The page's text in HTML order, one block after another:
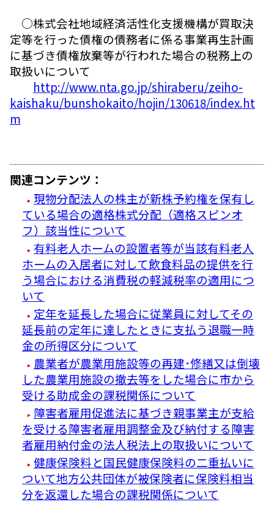
○株式会社地域経済活性化支援機構が買取決
定等を行った債権の債務者に係る事業再生計画
に基づき債権放棄等が行われた場合の税務上の
取扱いについて
http://www.nta.go.jp/shiraberu/zeiho-
kaishaku/bunshokaito/hojin/130618/index.ht
m
関連コンテンツ：
現物分配法人の株主が新株予約権を保有し
ている場合の適格株式分配（適格スピンオ
フ）該当性について
有料老人ホームの設置者等が当該有料老人
ホームの入居者に対して飲食料品の提供を行
う場合における消費税の軽減税率の適用につ
いて
定年を延長した場合に従業員に対してその
延長前の定年に達したときに支払う退職一時
金の所得区分について
農業者が農業用施設等の再建･修繕又は倒壊
した農業用施設の撤去等をした場合に市から
受ける助成金の課税関係について
障害者雇用促進法に基づき親事業主が支給
を受ける障害者雇用調整金及び納付する障害
者雇用納付金の法人税法上の取扱いについて
健康保険料と国民健康保険料の二重払いに
ついて地方公共団体が被保険者に保険料相当
分を返還した場合の課税関係について